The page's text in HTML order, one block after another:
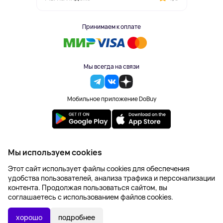
УТОЧНИТЬ НАЛИЧИЕ
Принимаем к оплате
Мы всегда на связи
Мобильное приложение DoBuy
2023-2026 © DoBuy. Все права защищены
Правила обработки персональных данных
Пользовательское соглашение
Оферта
Создание сайта – NetLab
Мы используем cookies
Этот сайт использует файлы cookies для обеспечения
удобства пользователей, анализа трафика и персонализации
контента. Продолжая пользоваться сайтом, вы
соглашаетесь с использованием файлов cookies.
хорошо подробнее